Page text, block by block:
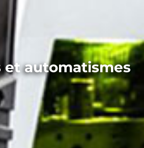
et automatismes